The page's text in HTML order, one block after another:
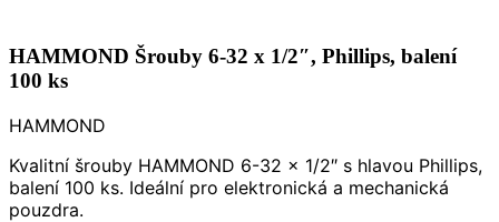
HAMMOND Šrouby 6-32 x 1/2″, Phillips, balení
100 ks
HAMMOND
Kvalitní šrouby HAMMOND 6-32 x 1/2″ s hlavou Phillips,
balení 100 ks. Ideální pro elektronická a mechanická
pouzdra.